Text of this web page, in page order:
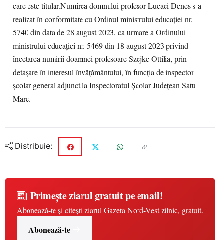
care este titular.Numirea domnului profesor Lucaci Denes s-a
realizat în conformitate cu Ordinul ministrului educației nr.
5740 din data de 28 august 2023, ca urmare a Ordinului
ministrului educației nr. 5469 din 18 august 2023 privind
încetarea numirii doamnei profesoare Szejke Ottilia, prin
detașare în interesul învățământului, în funcția de inspector
școlar general adjunct la Inspectoratul Școlar Județean Satu
Mare.
Distribuie:
Primește ziarul gratuit pe email!
Abonează-te și citești ziarul Gazeta Nord-Vest zilnic, gratuit.
Abonează-te